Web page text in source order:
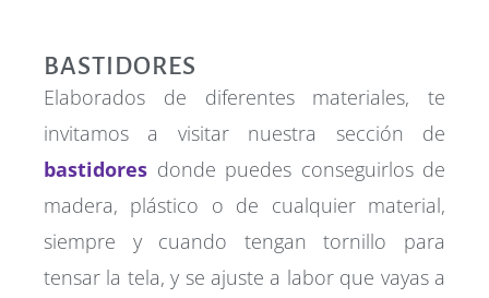
BASTIDORES
Elaborados de diferentes materiales, te
invitamos a visitar nuestra sección de
bastidores donde puedes conseguirlos de
madera, plástico o de cualquier material,
siempre y cuando tengan tornillo para
tensar la tela, y se ajuste a labor que vayas a